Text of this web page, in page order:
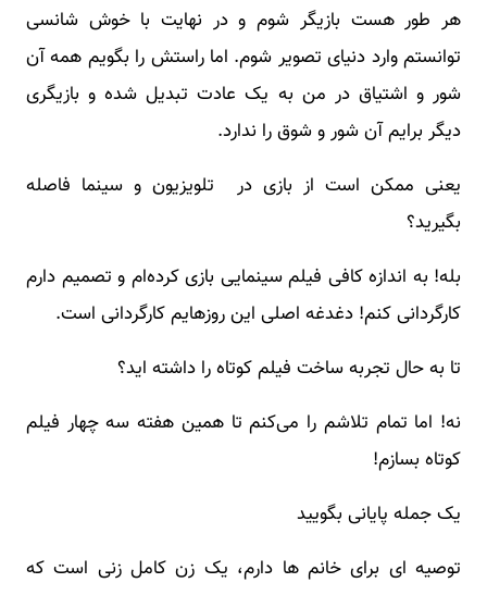
هر طور هست بازیگر شوم و در نهایت با خوش شانسی
توانستم وارد دنیای تصویر شوم. اما راستش را بگویم همه آن
شور و اشتیاق در من به یک عادت تبدیل شده و بازیگری
دیگر برایم آن شور و شوق را ندارد.
یعنی ممکن است از بازی در تلویزیون و سینما فاصله
بگیرید؟
بله! به اندازه کافی فیلم سینمایی بازی کرده‌ام و تصمیم دارم
کارگردانی کنم! دغدغه اصلی این روزهایم کارگردانی است.
تا به حال تجربه ساخت فیلم کوتاه را داشته اید؟
نه! اما تمام تلاشم را می‌کنم تا همین هفته سه چهار فیلم
کوتاه بسازم!
یک جمله پایانی بگویید
توصیه ای برای خانم ها دارم، یک زن کامل زنی است که